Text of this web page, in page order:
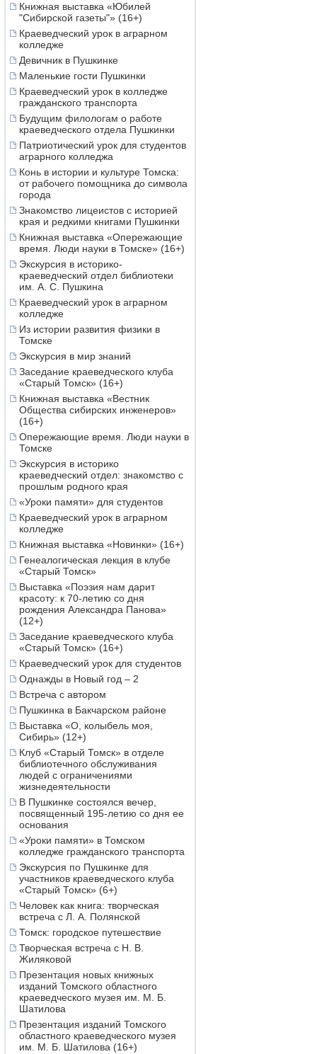
Книжная выставка «Юбилей
"Сибирской газеты"» (16+)
Краеведческий урок в аграрном
колледже
Девичник в Пушкинке
Маленькие гости Пушкинки
Краеведческий урок в колледже
гражданского транспорта
Будущим филологам о работе
краеведческого отдела Пушкинки
Патриотический урок для студентов
аграрного колледжа
Конь в истории и культуре Томска:
от рабочего помощника до символа
города
Знакомство лицеистов с историей
края и редкими книгами Пушкинки
Книжная выставка «Опережающие
время. Люди науки в Томске» (16+)
Экскурсия в историко-
краеведческий отдел библиотеки
им. А. С. Пушкина
Краеведческий урок в аграрном
колледже
Из истории развития физики в
Томске
Экскурсия в мир знаний
Заседание краеведческого клуба
«Старый Томск» (16+)
Книжная выставка «Вестник
Общества сибирских инженеров»
(16+)
Опережающие время. Люди науки в
Томске
Экскурсия в историко
краеведческий отдел: знакомство с
прошлым родного края
«Уроки памяти» для студентов
Краеведческий урок в аграрном
колледже
Книжная выставка «Новинки» (16+)
Генеалогическая лекция в клубе
«Старый Томск»
Выставка «Поэзия нам дарит
красоту: к 70-летию со дня
рождения Александра Панова»
(12+)
Заседание краеведческого клуба
«Старый Томск» (16+)
Краеведческий урок для студентов
Однажды в Новый год – 2
Встреча с автором
Пушкинка в Бакчарском районе
Выставка «О, колыбель моя,
Сибирь» (12+)
Клуб «Старый Томск» в отделе
библиотечного обслуживания
людей с ограничениями
жизнедеятельности
В Пушкинке состоялся вечер,
посвященный 195-летию со дня ее
основания
«Уроки памяти» в Томском
колледже гражданского транспорта
Экскурсия по Пушкинке для
участников краеведческого клуба
«Старый Томск» (6+)
Человек как книга: творческая
встреча с Л. А. Полянской
Томск: городское путешествие
Творческая встреча с Н. В.
Жиляковой
Презентация новых книжных
изданий Томского областного
краеведческого музея им. М. Б.
Шатилова
Презентация изданий Томского
областного краеведческого музея
им. М. Б. Шатилова (16+)